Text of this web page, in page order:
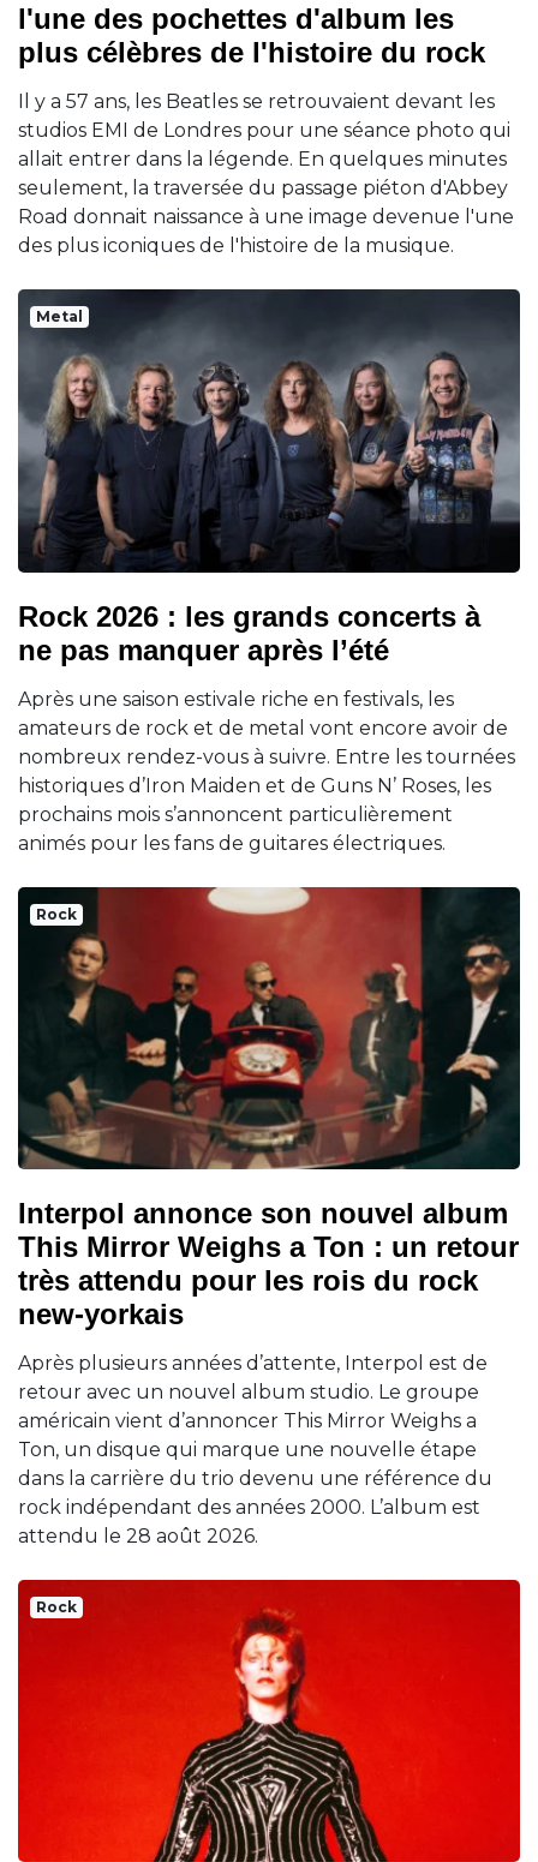
l'une des pochettes d'album les
plus célèbres de l'histoire du rock
Il y a 57 ans, les Beatles se retrouvaient devant les
studios EMI de Londres pour une séance photo qui
allait entrer dans la légende. En quelques minutes
seulement, la traversée du passage piéton d'Abbey
Road donnait naissance à une image devenue l'une
des plus iconiques de l'histoire de la musique.
Metal
Rock 2026 : les grands concerts à
ne pas manquer après l’été
Après une saison estivale riche en festivals, les
amateurs de rock et de metal vont encore avoir de
nombreux rendez-vous à suivre. Entre les tournées
historiques d’Iron Maiden et de Guns N’ Roses, les
prochains mois s’annoncent particulièrement
animés pour les fans de guitares électriques.
Rock
Interpol annonce son nouvel album
This Mirror Weighs a Ton : un retour
très attendu pour les rois du rock
new-yorkais
Après plusieurs années d’attente, Interpol est de
retour avec un nouvel album studio. Le groupe
américain vient d’annoncer This Mirror Weighs a
Ton, un disque qui marque une nouvelle étape
dans la carrière du trio devenu une référence du
rock indépendant des années 2000. L’album est
attendu le 28 août 2026.
Rock